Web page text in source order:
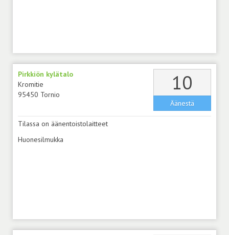
Pirkkiön kylätalo
Kromitie
95450 Tornio
10
Äänestä
Tilassa on äänentoistolaitteet
Huonesilmukka